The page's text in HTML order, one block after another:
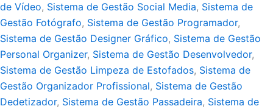
de Vídeo, Sistema de Gestão Social Media, Sistema de
Gestão Fotógrafo, Sistema de Gestão Programador,
Sistema de Gestão Designer Gráfico, Sistema de Gestão
Personal Organizer, Sistema de Gestão Desenvolvedor,
Sistema de Gestão Limpeza de Estofados, Sistema de
Gestão Organizador Profissional, Sistema de Gestão
Dedetizador, Sistema de Gestão Passadeira, Sistema de